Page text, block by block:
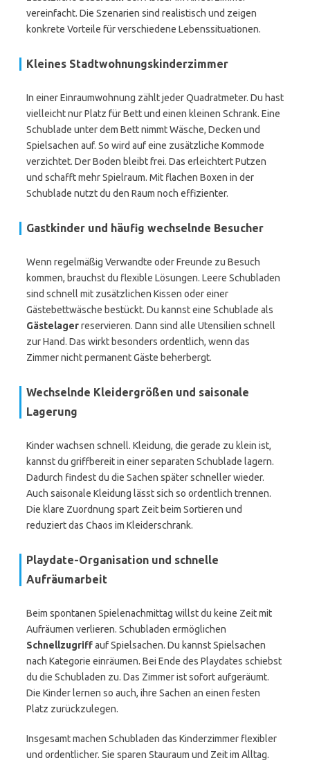
vereinfacht. Die Szenarien sind realistisch und zeigen
konkrete Vorteile für verschiedene Lebenssituationen.
Kleines Stadtwohnungskinderzimmer
In einer Einraumwohnung zählt jeder Quadratmeter. Du hast
vielleicht nur Platz für Bett und einen kleinen Schrank. Eine
Schublade unter dem Bett nimmt Wäsche, Decken und
Spielsachen auf. So wird auf eine zusätzliche Kommode
verzichtet. Der Boden bleibt frei. Das erleichtert Putzen
und schafft mehr Spielraum. Mit flachen Boxen in der
Schublade nutzt du den Raum noch effizienter.
Gastkinder und häufig wechselnde Besucher
Wenn regelmäßig Verwandte oder Freunde zu Besuch
kommen, brauchst du flexible Lösungen. Leere Schubladen
sind schnell mit zusätzlichen Kissen oder einer
Gästebettwäsche bestückt. Du kannst eine Schublade als
Gästelagerreservieren. Dann sind alle Utensilien schnell
zur Hand. Das wirkt besonders ordentlich, wenn das
Zimmer nicht permanent Gäste beherbergt.
Wechselnde Kleidergrößen und saisonale
Lagerung
Kinder wachsen schnell. Kleidung, die gerade zu klein ist,
kannst du griffbereit in einer separaten Schublade lagern.
Dadurch findest du die Sachen später schneller wieder.
Auch saisonale Kleidung lässt sich so ordentlich trennen.
Die klare Zuordnung spart Zeit beim Sortieren und
reduziert das Chaos im Kleiderschrank.
Playdate-Organisation und schnelle
Aufräumarbeit
Beim spontanen Spielenachmittag willst du keine Zeit mit
Aufräumen verlieren. Schubladen ermöglichen
Schnellzugriffauf Spielsachen. Du kannst Spielsachen
nach Kategorie einräumen. Bei Ende des Playdates schiebst
du die Schubladen zu. Das Zimmer ist sofort aufgeräumt.
Die Kinder lernen so auch, ihre Sachen an einen festen
Platz zurückzulegen.
Insgesamt machen Schubladen das Kinderzimmer flexibler
und ordentlicher. Sie sparen Stauraum und Zeit im Alltag.